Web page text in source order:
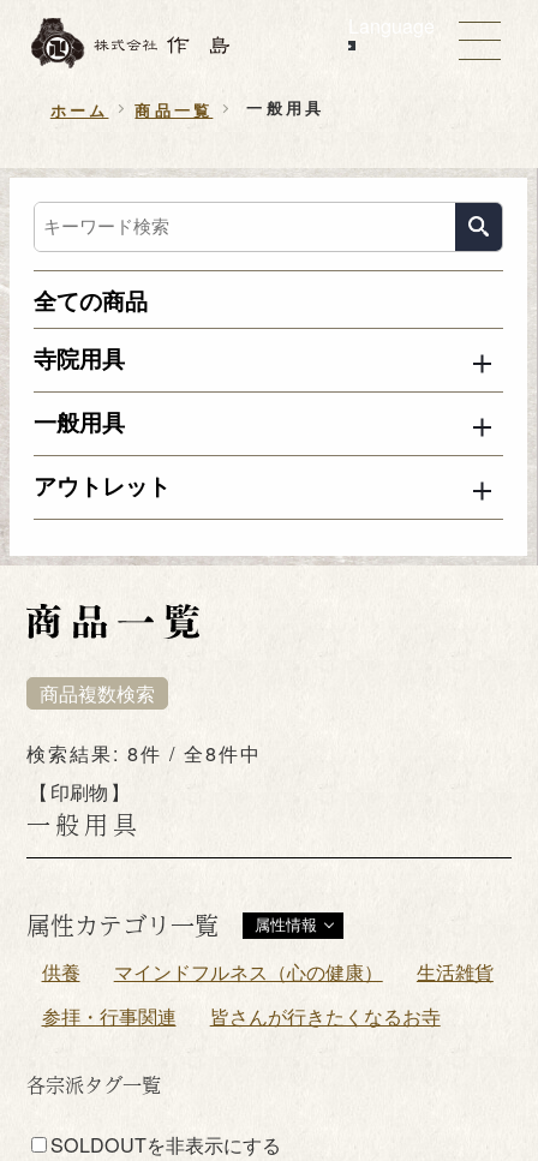
Language
ホーム 商品一覧 一般用具
全ての商品
寺院用具
一般用具
アウトレット
商品複数検索
一般用具
印刷物
検索結果: 8件 / 全8件中
属性カテゴリ一覧 属性情報
供養 マインドフルネス（心の健康）
生活雑貨
参拝・行事関連
皆さんが行きたくなるお寺
各宗派タグ一覧
SOLDOUTを非表示にする